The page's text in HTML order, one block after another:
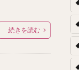
続きを読む